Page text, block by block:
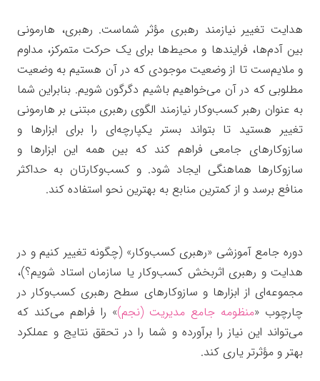
هدایت تغییر نیازمند رهبری مؤثر شماست. رهبری، هارمونی
بین آدم‌ها، فرایندها و محیط‌ها برای یک حرکت متمرکز، مداوم
و ملایم‌ست تا از وضعیت موجودی که در آن هستیم به وضعیت
مطلوبی که در آن می‌خواهیم باشیم دگرگون شویم. بنابراین شما
به عنوان رهبر کسب‌وکار نیازمند الگوی رهبری مبتنی بر هارمونی
تغییر هستید تا بتواند بستر یکپارچه‌ای را برای ابزارها و
سازوکارهای جامعی فراهم کند که بین همه این ابزارها و
سازوکارها هماهنگی ایجاد شود. و کسب‌وکارتان به حداکثر
منافع برسد و از کمترین منابع به بهترین نحو استفاده کند.
دوره جامع آموزشی «رهبری کسب‌وکار» (چگونه تغییر کنیم و در
هدایت و رهبری اثربخش کسب‌وکار یا سازمان استاد شویم؟)،
مجموعه‌ای از ابزارها و سازوکارهای سطح رهبری کسب‌وکار در
چارچوب «منظومه جامع مدیریت (نجم)» را فراهم می‌کند که
می‌تواند این نیاز را برآورده و شما را در تحقق نتایج و عملکرد
بهتر و مؤثرتر یاری کند.